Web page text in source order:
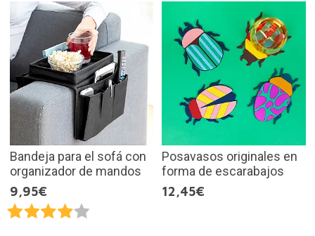
Bandeja para el sofá con
organizador de mandos
9,95€
Posavasos originales en
forma de escarabajos
12,45€